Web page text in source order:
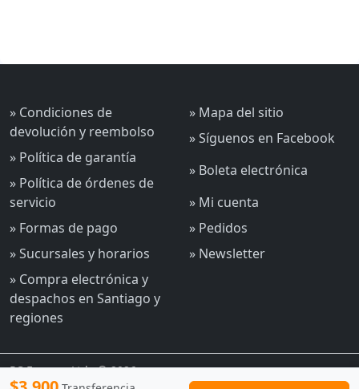
» Condiciones de
devolución y reembolso
» Política de garantía
» Política de órdenes de
servicio
» Formas de pago
» Sucursales y horarios
» Compra electrónica y
despachos en Santiago y
regiones
» Mapa del sitio
» Síguenos en Facebook
» Boleta electrónica
» Mi cuenta
» Pedidos
» Newsletter
PC Express Ltda © 2026